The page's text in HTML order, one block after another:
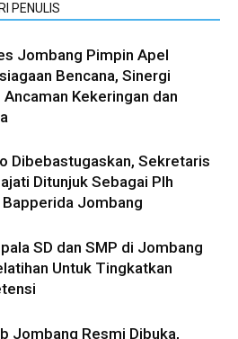
PENULIS
Jombang Pimpin Apel
Bencana, Sinergi
Ancaman Kekeringan dan
Dibebastugaskan, Sekretaris
Ditunjuk Sebagai Plh
Bapperida Jombang
SD dan SMP di Jombang
Untuk Tingkatkan
Jombang Resmi Dibuka,